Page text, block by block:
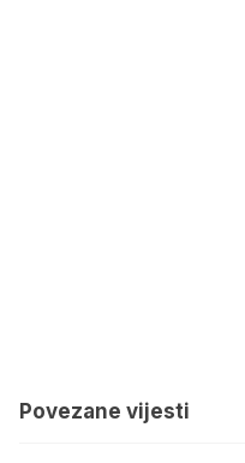
Povezane vijesti